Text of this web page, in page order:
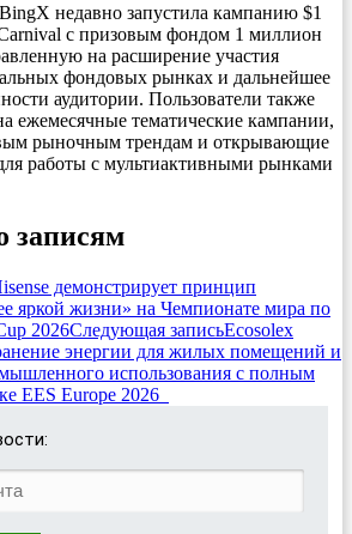
недавно запустила кампанию $1
с призовым фондом 1 миллион
на расширение участия
фондовых рынках и дальнейшее
аудитории. Пользователи также
ежемесячные тематические кампании,
рыночным трендам и открывающие
работы с мультиактивными рынками
записям
демонстрирует принцип
яркой жизни» на Чемпионате мира по
2026Следующая записьEcosolex
энергии для жилых помещений и
использования с полным
EES Europe 2026